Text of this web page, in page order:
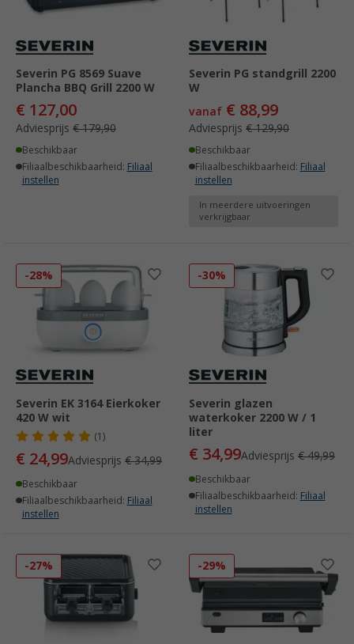
Severin PG 8569 Suave
Plancha BBQ Grill 2200 W
€ 127,00
Adviesprijs € 179,90
Beschikbaar
Filiaalbeschikbaarheid: Filiaal
instellen
Severin PG standgrill 2200
W
vanaf € 88,99
Adviesprijs € 129,90
Beschikbaar
Filiaalbeschikbaarheid: Filiaal
instellen
In meerdere uitvoeringen
verkrijgbaar
-28%
Severin EK 3164 Eierkoker
420 W wit
(1)
€ 24,99Adviesprijs € 34,99
Beschikbaar
Filiaalbeschikbaarheid: Filiaal
instellen
-30%
Severin glazen
waterkoker 2200 W / 1
liter
€ 34,99Adviesprijs € 49,99
Beschikbaar
Filiaalbeschikbaarheid: Filiaal
instellen
-27% -29%